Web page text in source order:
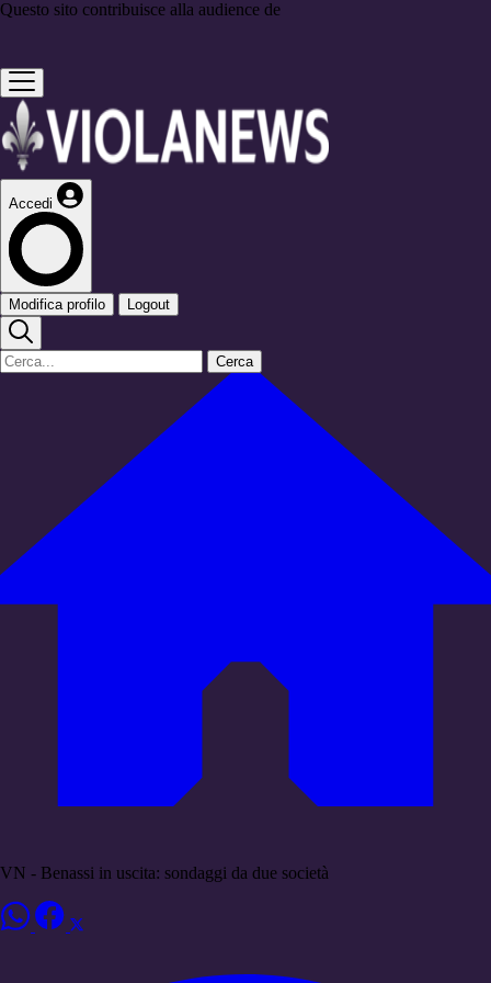
Questo sito contribuisce alla audience de
Accedi
Modifica profilo Logout
Cerca
VN - Benassi in uscita: sondaggi da due società